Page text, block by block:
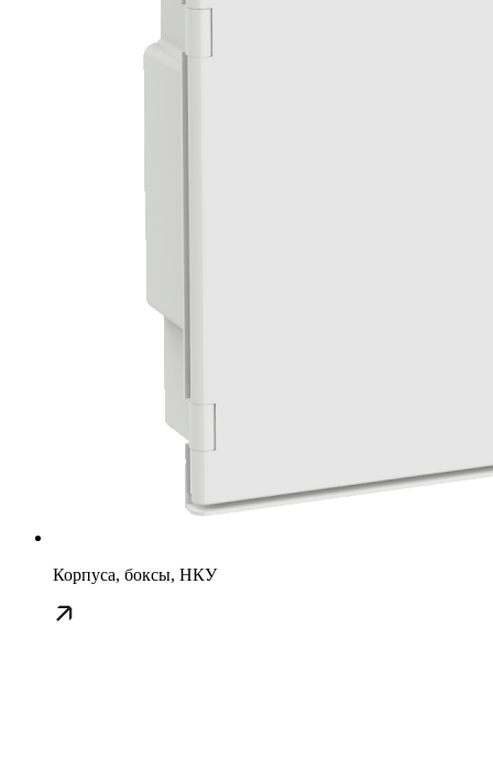
Корпуса, боксы, НКУ